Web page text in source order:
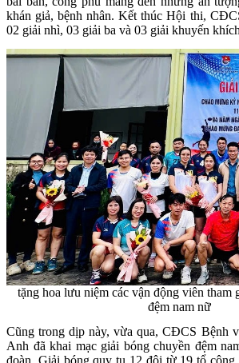
khán giả, bệnh nhân. Kết thúc Hội thi,
02 giải nhì, 03 giải ba và 03 giải khuyến
tặng hoa lưu niệm các vận động viên tham
đệm nam nữ
Cũng trong dịp này, vừa qua, CĐCS Bệnh
Anh đã khai mạc giải bóng chuyền đệm
đoàn. Giải bóng quy tụ 12 đội từ 19 tổ công